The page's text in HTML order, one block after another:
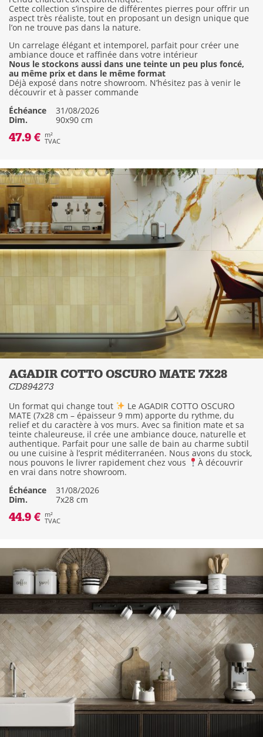
Cette collection s’inspire de différentes pierres pour offrir un
aspect très réaliste, tout en proposant un design unique que
l’on ne trouve pas dans la nature.
Un carrelage élégant et intemporel, parfait pour créer une
ambiance douce et raffinée dans votre intérieur
Nous le stockons aussi dans une teinte un peu plus foncé,
au même prix et dans le même format
Déjà exposé dans notre showroom. N’hésitez pas à venir le
découvrir et à passer commande
Échéance
31/08/2026
Dim.
90x90 cm
47.9 € m²
TVAC
AGADIR COTTO OSCURO MATE 7X28
CD894273
Un format qui change tout
Le AGADIR COTTO OSCURO
MATE (7x28 cm – épaisseur 9 mm) apporte du rythme, du
relief et du caractère à vos murs. Avec sa finition mate et sa
teinte chaleureuse, il crée une ambiance douce, naturelle et
authentique. Parfait pour une salle de bain au charme subtil
ou une cuisine à l’esprit méditerranéen. Nous avons du stock,
nous pouvons le livrer rapidement chez vous
À découvrir
en vrai dans notre showroom.
Échéance
31/08/2026
Dim.
7x28 cm
44.9 € m²
TVAC